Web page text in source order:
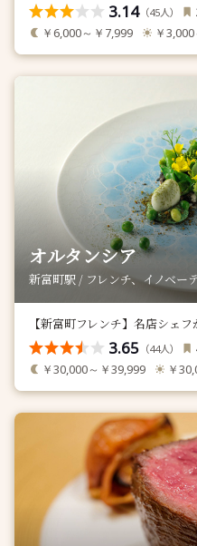
3.14（45人）
￥6,000～￥7,999 ￥
オルタンシア
新富町駅 / フレンチ、イノベー
【新富町フレンチ】名店シェ
3.65 （44人）
￥30,000～￥39,999 ￥